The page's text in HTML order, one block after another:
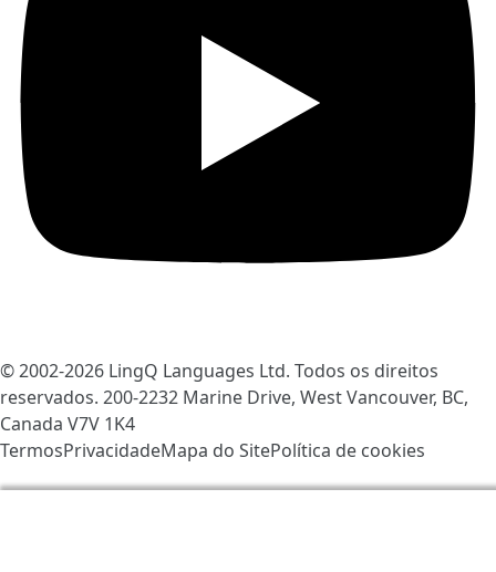
© 2002-2026 LingQ Languages Ltd. Todos os direitos
reservados. 200-2232 Marine Drive, West Vancouver, BC,
Canada V7V 1K4
TermosPrivacidadeMapa do SitePolítica de cookies